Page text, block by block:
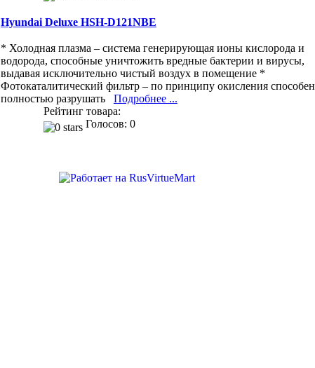
Hyundai Deluxe HSH-D121NBE
* Холодная плазма – система генерирующая ионы кислорода и
водорода, способные уничтожить вредные бактерии и вирусы,
выдавая исключительно чистый воздух в помещение *
Фотокаталитический фильтр – по принципу окисления способен
полностью разрушать Подробнее ...
Рейтинг товара:
Голосов: 0